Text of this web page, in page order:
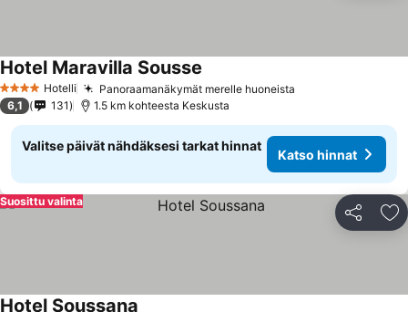
4 Tähtiluokitus
Hotelli Panoraamanäkymät merelle huoneista
Hotel Maravilla Sousse
6,1 131 1.5 km kohteesta Keskusta
Valitse päivät nähdäksesi tarkat hinnat
Katso hinnat
Jaa
Suosittu valinta
Hotel Soussana